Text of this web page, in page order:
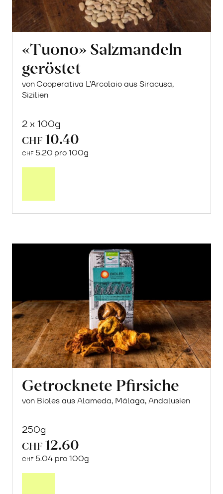
«Tuono» Salzmandeln
geröstet
von Cooperativa L’Arcolaio aus Siracusa,
Sizilien
2 x 100g
CHF 10.40
CHF 5.20 pro 100g
Getrocknete Pfirsiche
von Bioles aus Alameda, Málaga, Andalusien
250g
CHF 12.60
CHF 5.04 pro 100g